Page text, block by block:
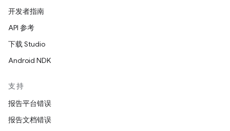
开发者指南
API 参考
下载 Studio
Android NDK
支持
报告平台错误
报告文档错误